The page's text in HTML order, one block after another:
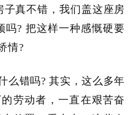
真不错，我们盖这座房
吗? 把这样一种感慨硬要
情?
么错吗? 其实，这么多年
劳动者，一直在艰苦奋